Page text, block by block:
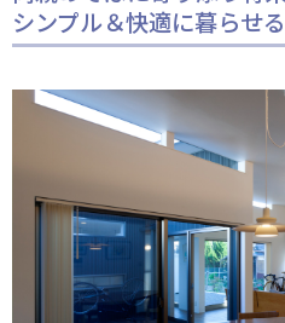
シンプル＆快適に暮らせ